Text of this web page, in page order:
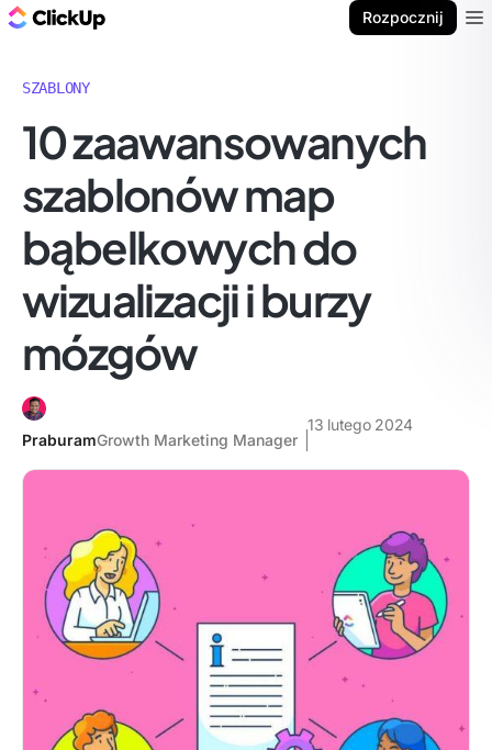
Rozpocznij
SZABLONY
10 zaawansowanych
szablonów map
bąbelkowych do
wizualizacji i burzy
mózgów
PraburamGrowth Marketing Manager
13 lutego 2024